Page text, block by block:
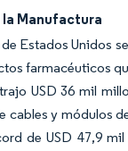
Manufactura
Estados Unidos
farmacéuticos
USD 36 mil
cables y módulos
de USD 47,9